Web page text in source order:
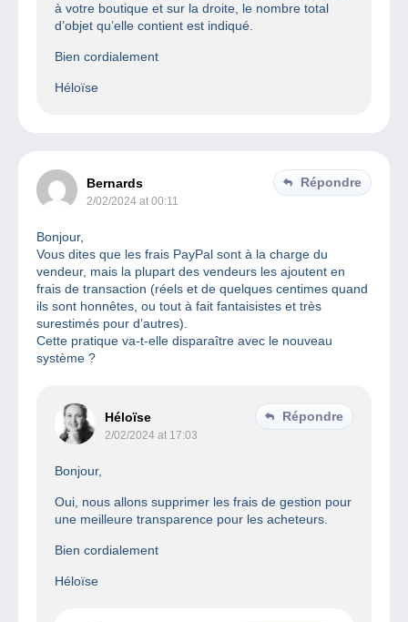
à votre boutique et sur la droite, le nombre total
d’objet qu’elle contient est indiqué.
Bien cordialement
Héloïse
Bernards
2/02/2024 at 00:11
Répondre
Bonjour,
Vous dites que les frais PayPal sont à la charge du
vendeur, mais la plupart des vendeurs les ajoutent en
frais de transaction (réels et de quelques centimes quand
ils sont honnêtes, ou tout à fait fantaisistes et très
surestimés pour d’autres).
Cette pratique va-t-elle disparaître avec le nouveau
système ?
Héloïse
2/02/2024 at 17:03
Répondre
Bonjour,
Oui, nous allons supprimer les frais de gestion pour
une meilleure transparence pour les acheteurs.
Bien cordialement
Héloïse